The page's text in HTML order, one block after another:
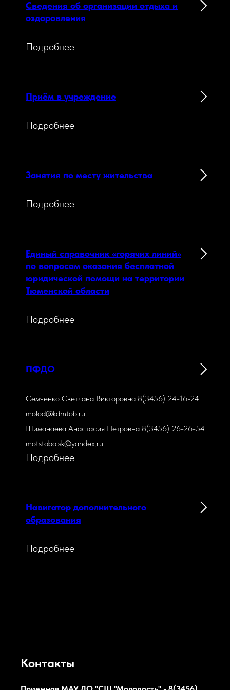
Сведения об организации отдыха и
оздоровления
Подробнее
Приём в учреждение
Подробнее
Занятия по месту жительства
Подробнее
Единый справочник «горячих линий»
по вопросам оказания бесплатной
юридической помощи на территории
Тюменской области
Подробнее
ПФДО
Семченко Светлана Викторовна 8(3456) 24-16-24
molod@kdmtob.ru
Шиманаева Анастасия Петровна 8(3456) 26-26-54
motstobolsk@yandex.ru
Подробнее
Навигатор дополнительного
образования
Подробнее
Контакты